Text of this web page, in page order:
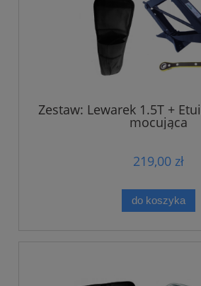
Zestaw: Lewarek 1.5T +
mocująca
219,00 zł
do koszyka